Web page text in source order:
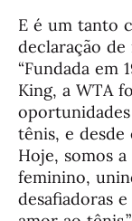
E é um tanto
declaração de
“Fundada em
King, a WTA
tênis, e desde
Hoje, somos
feminino,
desafiadoras